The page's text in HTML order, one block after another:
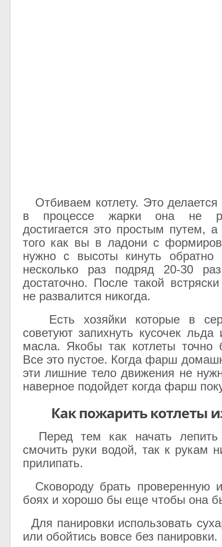
Отбиваем котлету. Это делается
в процессе жарки она не
достигается это простым путем,
того как вы в ладони с
нужно с высоты кинуть
несколько раз подряд 20-30
достаточно. После такой
не развалится никогда.
Есть хозяйки которые в
советуют запихнуть кусочек льда
масла. Якобы так котлеты точно
Все это пустое. Когда фарш
эти лишние тело движения не
наверное подойдет когда фарш
Как пожарить котлеты
Перед тем как начать лепить
смочить руки водой, так к рукам
прилипать.
Сковороду брать проверенную
боях и хорошо бы еще чтобы она
Для панировки использовать
или обойтись вовсе без панировки.